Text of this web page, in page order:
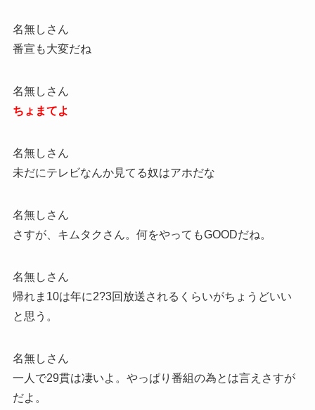
名無しさん
番宣も大変だね
名無しさん
ちょまてよ
名無しさん
未だにテレビなんか見てる奴はアホだな
名無しさん
さすが、キムタクさん。何をやってもGOODだね。
名無しさん
帰れま10は年に2?3回放送されるくらいがちょうどいい
と思う。
名無しさん
一人で29貫は凄いよ。やっぱり番組の為とは言えさすが
だよ。